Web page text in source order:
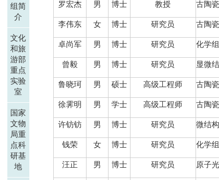
组简
介
文化
和旅
游部
重点
实验
室
国家
文物
局重
点科
研基
地
罗宏杰 男 博士 教授 古陶
李伟东 女 博士 研究员 古陶
卓尚军 男 博士 研究员 化学
曾毅 男 博士 研究员 显微
鲁晓珂 男 硕士 高级工程师 古陶
徐霁明 男 学士 高级工程师 古陶
许钫钫 男 博士 研究员 微结
钱荣 女 博士 研究员 化学
汪正 男 博士 研究员 原子